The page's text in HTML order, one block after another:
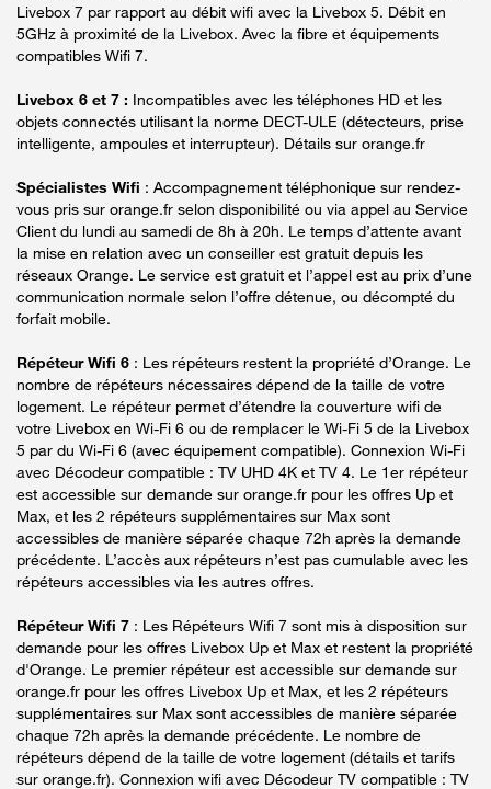
Livebox 7 par rapport au débit wifi avec la Livebox 5. Débit en
5GHz à proximité de la Livebox. Avec la fibre et équipements
compatibles Wifi 7.
Livebox 6 et 7 : Incompatibles avec les téléphones HD et les
objets connectés utilisant la norme DECT-ULE (détecteurs, prise
intelligente, ampoules et interrupteur). Détails sur orange.fr
Spécialistes Wifi : Accompagnement téléphonique sur rendez-
vous pris sur orange.fr selon disponibilité ou via appel au Service
Client du lundi au samedi de 8h à 20h. Le temps d’attente avant
la mise en relation avec un conseiller est gratuit depuis les
réseaux Orange. Le service est gratuit et l’appel est au prix d’une
communication normale selon l’offre détenue, ou décompté du
forfait mobile.
Répéteur Wifi 6 : Les répéteurs restent la propriété d’Orange. Le
nombre de répéteurs nécessaires dépend de la taille de votre
logement. Le répéteur permet d’étendre la couverture wifi de
votre Livebox en Wi-Fi 6 ou de remplacer le Wi-Fi 5 de la Livebox
5 par du Wi-Fi 6 (avec équipement compatible). Connexion Wi-Fi
avec Décodeur compatible : TV UHD 4K et TV 4. Le 1er répéteur
est accessible sur demande sur orange.fr pour les offres Up et
Max, et les 2 répéteurs supplémentaires sur Max sont
accessibles de manière séparée chaque 72h après la demande
précédente. L’accès aux répéteurs n’est pas cumulable avec les
répéteurs accessibles via les autres offres.
Répéteur Wifi 7 : Les Répéteurs Wifi 7 sont mis à disposition sur
demande pour les offres Livebox Up et Max et restent la propriété
d'Orange. Le premier répéteur est accessible sur demande sur
orange.fr pour les offres Livebox Up et Max, et les 2 répéteurs
supplémentaires sur Max sont accessibles de manière séparée
chaque 72h après la demande précédente. Le nombre de
répéteurs dépend de la taille de votre logement (détails et tarifs
sur orange.fr). Connexion wifi avec Décodeur TV compatible : TV